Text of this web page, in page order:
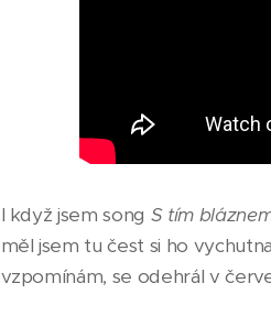
I když jsem song S tím
měl jsem tu čest si ho
vzpomínám, se odehrál v